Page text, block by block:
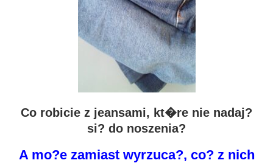
Co robicie z jeansami, kt�re nie nadaj?
si? do noszenia?
A mo?e zamiast wyrzuca?, co? z nich